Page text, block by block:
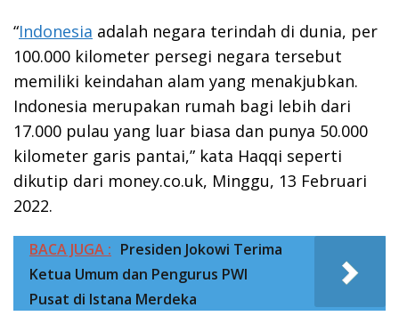
“Indonesia adalah negara terindah di dunia, per
100.000 kilometer persegi negara tersebut
memiliki keindahan alam yang menakjubkan.
Indonesia merupakan rumah bagi lebih dari
17.000 pulau yang luar biasa dan punya 50.000
kilometer garis pantai,” kata Haqqi seperti
dikutip dari money.co.uk, Minggu, 13 Februari
2022.
BACA JUGA : Presiden Jokowi Terima
Ketua Umum dan Pengurus PWI
Pusat di Istana Merdeka